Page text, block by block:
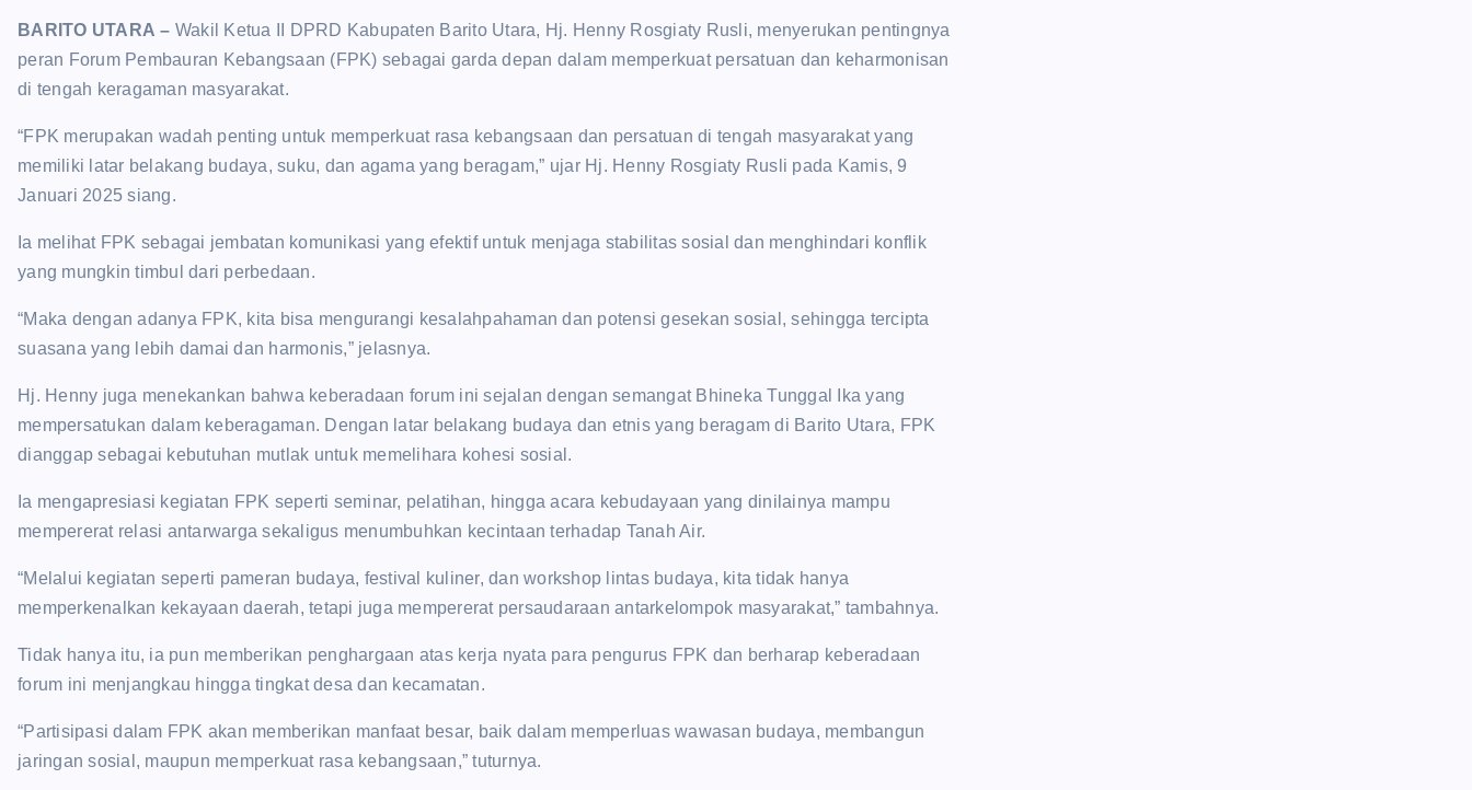
BARITO UTARA – Wakil Ketua II DPRD Kabupaten Barito Utara, Hj. Henny Rosgiaty Rusli, menyerukan pentingnya
peran Forum Pembauran Kebangsaan (FPK) sebagai garda depan dalam memperkuat persatuan dan keharmonisan
di tengah keragaman masyarakat.
“FPK merupakan wadah penting untuk memperkuat rasa kebangsaan dan persatuan di tengah masyarakat yang
memiliki latar belakang budaya, suku, dan agama yang beragam,” ujar Hj. Henny Rosgiaty Rusli pada Kamis, 9
Januari 2025 siang.
Ia melihat FPK sebagai jembatan komunikasi yang efektif untuk menjaga stabilitas sosial dan menghindari konflik
yang mungkin timbul dari perbedaan.
“Maka dengan adanya FPK, kita bisa mengurangi kesalahpahaman dan potensi gesekan sosial, sehingga tercipta
suasana yang lebih damai dan harmonis,” jelasnya.
Hj. Henny juga menekankan bahwa keberadaan forum ini sejalan dengan semangat Bhineka Tunggal Ika yang
mempersatukan dalam keberagaman. Dengan latar belakang budaya dan etnis yang beragam di Barito Utara, FPK
dianggap sebagai kebutuhan mutlak untuk memelihara kohesi sosial.
Ia mengapresiasi kegiatan FPK seperti seminar, pelatihan, hingga acara kebudayaan yang dinilainya mampu
mempererat relasi antarwarga sekaligus menumbuhkan kecintaan terhadap Tanah Air.
“Melalui kegiatan seperti pameran budaya, festival kuliner, dan workshop lintas budaya, kita tidak hanya
memperkenalkan kekayaan daerah, tetapi juga mempererat persaudaraan antarkelompok masyarakat,” tambahnya.
Tidak hanya itu, ia pun memberikan penghargaan atas kerja nyata para pengurus FPK dan berharap keberadaan
forum ini menjangkau hingga tingkat desa dan kecamatan.
“Partisipasi dalam FPK akan memberikan manfaat besar, baik dalam memperluas wawasan budaya, membangun
jaringan sosial, maupun memperkuat rasa kebangsaan,” tuturnya.